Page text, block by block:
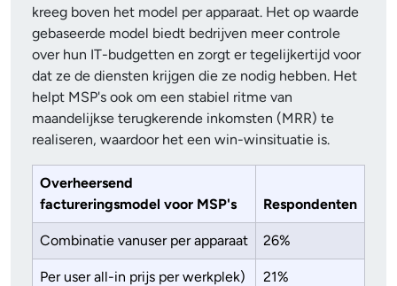
kreeg boven het model per apparaat. Het op waarde
gebaseerde model biedt bedrijven meer controle
over hun IT-budgetten en zorgt er tegelijkertijd voor
dat ze de diensten krijgen die ze nodig hebben. Het
helpt MSP's ook om een stabiel ritme van
maandelijkse terugkerende inkomsten (MRR) te
realiseren, waardoor het een win-winsituatie is.
Overheersend
factureringsmodel voor MSP's
Respondenten
Combinatie vanuser per apparaat 26%
Per user all-in prijs per werkplek) 21%